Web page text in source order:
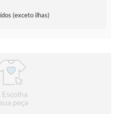
(exceto ilhas)
. Escolha
peça